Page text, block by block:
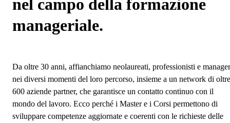
nel campo della formazione
manageriale.
Da oltre 30 anni, affianchiamo neolaureati, professionisti e manager
nei diversi momenti del loro percorso, insieme a un network di oltre
600 aziende partner, che garantisce un contatto continuo con il
mondo del lavoro. Ecco perché i Master e i Corsi permettono di
sviluppare competenze aggiornate e coerenti con le richieste delle